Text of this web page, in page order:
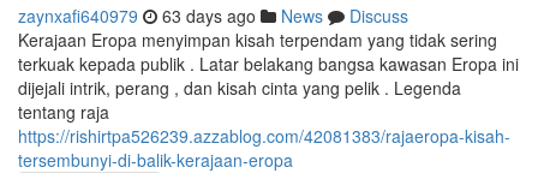
zaynxafi640979 63 days ago News
Discuss
Kerajaan Eropa menyimpan kisah terpendam yang tidak sering
terkuak kepada publik . Latar belakang bangsa kawasan Eropa ini
dijejali intrik, perang , dan kisah cinta yang pelik . Legenda
tentang raja
https://rishirtpa526239.azzablog.com/42081383/rajaeropa-kisah-
tersembunyi-di-balik-kerajaan-eropa